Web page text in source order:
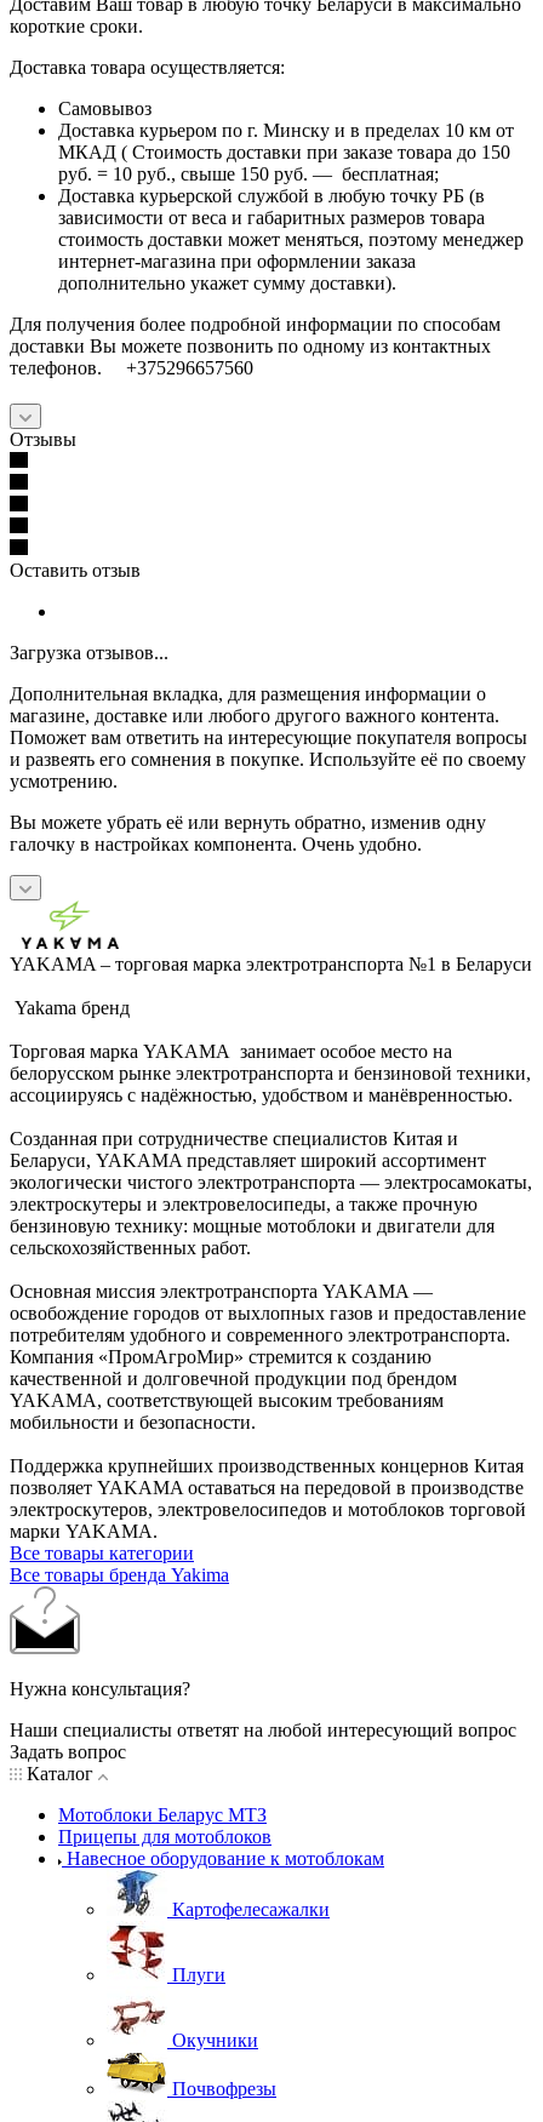
Доставим Ваш товар в любую точку Беларуси в максимально
короткие сроки.
Доставка товара осуществляется:
Самовывоз
Доставка курьером по г. Минску и в пределах 10 км от
МКАД ( Стоимость доставки при заказе товара до 150
руб. = 10 руб., свыше 150 руб. — бесплатная;
Доставка курьерской службой в любую точку РБ (в
зависимости от веса и габаритных размеров товара
стоимость доставки может меняться, поэтому менеджер
интернет-магазина при оформлении заказа
дополнительно укажет сумму доставки).
Для получения более подробной информации по способам
доставки Вы можете позвонить по одному из контактных
телефонов. +375296657560
Отзывы
Оставить отзыв
Загрузка отзывов...
Дополнительная вкладка, для размещения информации о
магазине, доставке или любого другого важного контента.
Поможет вам ответить на интересующие покупателя вопросы
и развеять его сомнения в покупке. Используйте её по своему
усмотрению.
Вы можете убрать её или вернуть обратно, изменив одну
галочку в настройках компонента. Очень удобно.
YAKAMA – торговая марка электротранспорта №1 в Беларуси
Yakama бренд
Торговая марка YAKAMA занимает особое место на
белорусском рынке электротранспорта и бензиновой техники,
ассоциируясь с надёжностью, удобством и манёвренностью.
Созданная при сотрудничестве специалистов Китая и
Беларуси, YAKAMA представляет широкий ассортимент
экологически чистого электротранспорта — электросамокаты,
электроскутеры и электровелосипеды, а также прочную
бензиновую технику: мощные мотоблоки и двигатели для
сельскохозяйственных работ.
Основная миссия электротранспорта YAKAMA —
освобождение городов от выхлопных газов и предоставление
потребителям удобного и современного электротранспорта.
Компания «ПромАгроМир» стремится к созданию
качественной и долговечной продукции под брендом
YAKAMA, соответствующей высоким требованиям
мобильности и безопасности.
Поддержка крупнейших производственных концернов Китая
позволяет YAKAMA оставаться на передовой в производстве
электроскутеров, электровелосипедов и мотоблоков торговой
марки YAKAMA.
Все товары категории
Все товары бренда Yakima
Нужна консультация?
Наши специалисты ответят на любой интересующий вопрос
Задать вопрос
Каталог
Мотоблоки Беларус МТЗ
Прицепы для мотоблоков
Навесное оборудование к мотоблокам
Картофелесажалки
Плуги
Окучники
Почвофрезы